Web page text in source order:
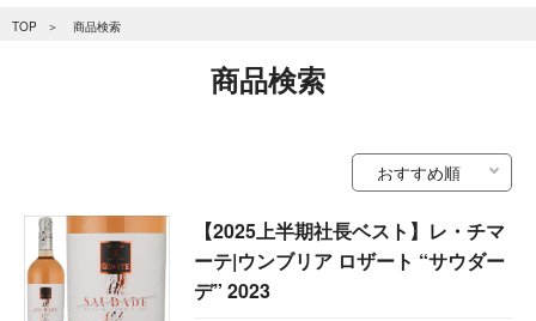
TOP 商品検索
商品検索
【2025上半期社長ベスト】レ・チマ
ーテ|ウンブリア ロザート “サウダー
デ” 2023